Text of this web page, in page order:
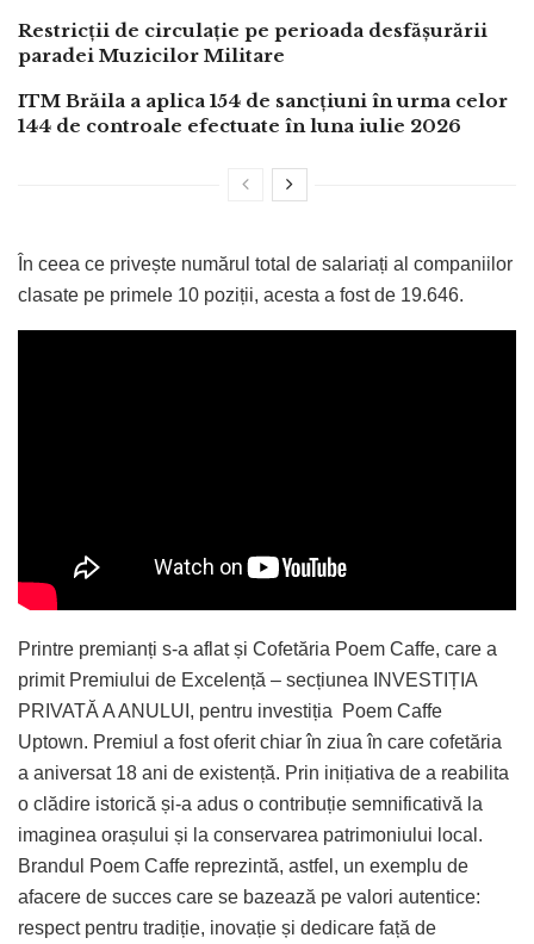
Restricții de circulație pe perioada desfășurării
paradei Muzicilor Militare
ITM Brăila a aplica 154 de sancțiuni în urma celor
144 de controale efectuate în luna iulie 2026
În ceea ce privește numărul total de salariați al companiilor
clasate pe primele 10 poziții, acesta a fost de 19.646.
Printre premianți s-a aflat și Cofetăria Poem Caffe, care a
primit Premiului de Excelență – secțiunea INVESTIȚIA
PRIVATĂ A ANULUI, pentru investiția Poem Caffe
Uptown. Premiul a fost oferit chiar în ziua în care cofetăria
a aniversat 18 ani de existență. Prin inițiativa de a reabilita
o clădire istorică și-a adus o contribuție semnificativă la
imaginea orașului și la conservarea patrimoniului local.
Brandul Poem Caffe reprezintă, astfel, un exemplu de
afacere de succes care se bazează pe valori autentice:
respect pentru tradiție, inovație și dedicare față de